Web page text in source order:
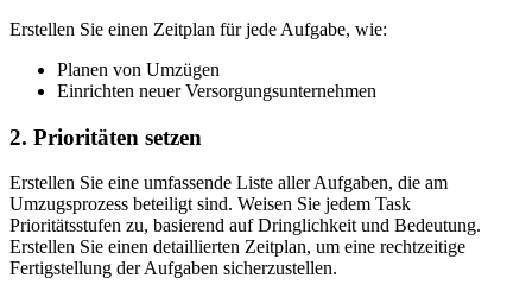
Erstellen Sie einen Zeitplan für jede Aufgabe, wie:
Planen von Umzügen
Einrichten neuer Versorgungsunternehmen
2. Prioritäten setzen
Erstellen Sie eine umfassende Liste aller Aufgaben, die am
Umzugsprozess beteiligt sind. Weisen Sie jedem Task
Prioritätsstufen zu, basierend auf Dringlichkeit und Bedeutung.
Erstellen Sie einen detaillierten Zeitplan, um eine rechtzeitige
Fertigstellung der Aufgaben sicherzustellen.